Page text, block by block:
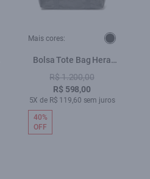
Mais cores:
Bolsa Tote Bag Hera
Techno Leather Preto
R$ 1.200,00
R$ 598,00
5X de R$ 119,60 sem juros
40%
OFF